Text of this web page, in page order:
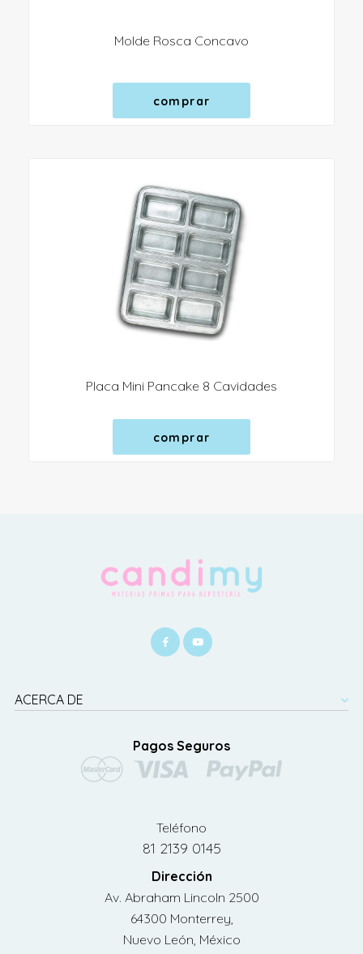
Molde Rosca Concavo
comprar
Placa Mini Pancake 8 Cavidades
comprar
ACERCA DE
Pagos Seguros
Teléfono
81 2139 0145
Dirección
Av. Abraham Lincoln 2500
64300 Monterrey,
Nuevo León, México